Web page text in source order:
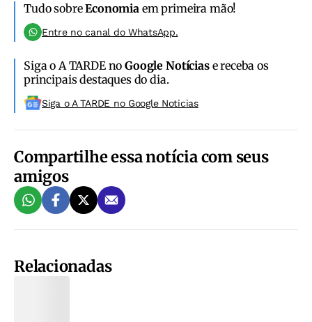
Tudo sobreEconomia em primeira mão!
Entre no canal do WhatsApp.
Siga o A TARDE noGoogle Notíciase receba os
principais destaques do dia.
Siga o A TARDE no Google Noticias
Compartilhe essa notícia com seus
amigos
Relacionadas